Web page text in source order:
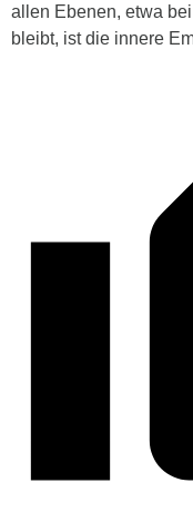
allen Ebenen, etwa
bleibt, ist die innere